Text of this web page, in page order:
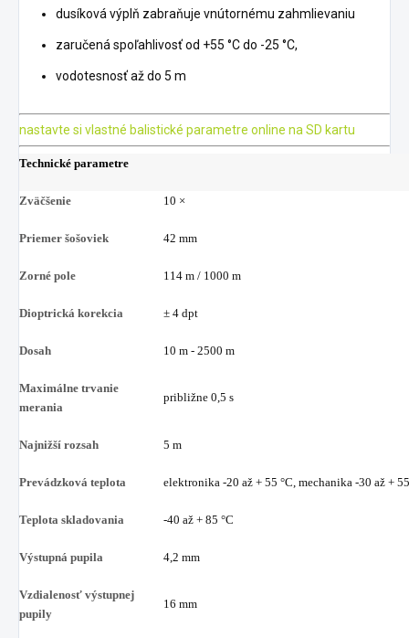
dusíková výplň zabraňuje vnútornému zahmlievaniu
zaručená spoľahlivosť od +55 °C do -25 °C,
vodotesnosť až do 5 m
nastavte si vlastné balistické parametre online na SD kartu
Technické parametre
Zväčšenie 10 ×
Priemer šošoviek 42 mm
Zorné pole 114 m / 1000 m
Dioptrická korekcia ± 4 dpt
Dosah 10 m - 2500 m
Maximálne trvanie
merania
približne 0,5 s
Najnižší rozsah 5 m
Prevádzková teplota elektronika -20 až + 55 °C, mechanika -30 až +
Teplota skladovania -40 až + 85 °C
Výstupná pupila 4,2 mm
Vzdialenosť výstupnej
pupily
16 mm